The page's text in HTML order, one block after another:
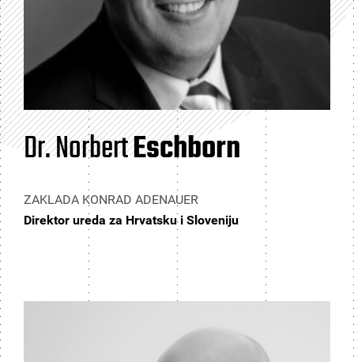
Dr. NorbertEschborn
ZAKLADA KONRAD ADENAUER
Direktor ureda za Hrvatsku i Sloveniju